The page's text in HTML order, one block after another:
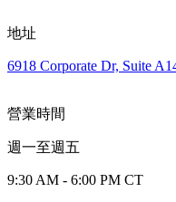
地址
6918 Corporate Dr, Suite
營業時間
週一至週五
9:30 AM - 6:00 PM CT